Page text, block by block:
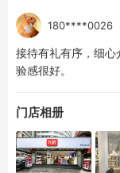
180****0026
接待有礼有序，细
验感很好。
门店相册